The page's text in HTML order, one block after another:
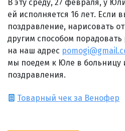
В эту среду, 27 февраля, у
ей исполняется 16 лет. Если
поздравление, нарисовать
другим способом
на наш адрес
мы поедем к Юле в больницу
поздравления.
Товарный чек за Венофер